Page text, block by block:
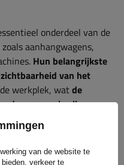
onderdeel van de
aanhangwagens,
Hun belangrijkste
van het
werkplek, watde
weggebruikers
spelen een cruciale
of bij hevige regenval.
om de breedte
te schatten. Bij machines
van de website te
verkeer te